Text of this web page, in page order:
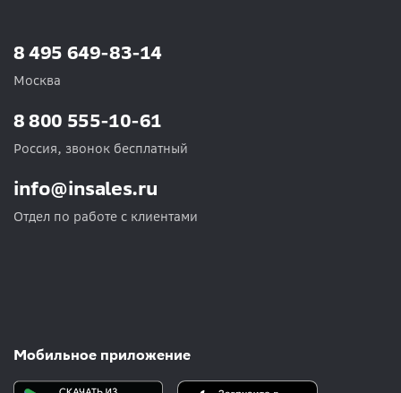
8 495 649-83-14
Москва
info@insales.ru
Отдел по работе с клиентами
8 800 555-10-61
Россия, звонок бесплатный
Мобильное приложение